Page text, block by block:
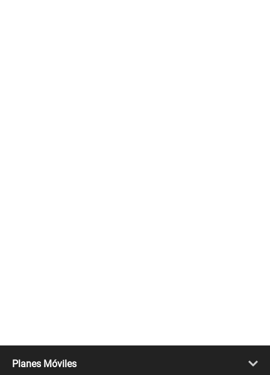
Planes Móviles